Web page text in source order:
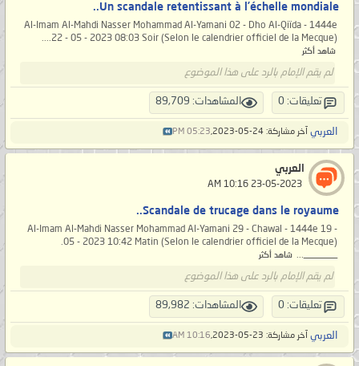
Un scandale retentissant à l’échelle mondiale..
Al-Imam Al-Mahdi Nasser Mohammad Al-Yamani 02 - Dho Al-Qiïda - 1444e
22 - 05 - 2023 08:03 Soir (Selon le calendrier officiel de la Mecque)....
شاهد أكثر
لم يقم الإمام بالرد على هذا الموضوع
تعليقات: 0 المشاهدات: 89,709
العربي آخر مشاركة: 24-05-2023, 05:23 PM
العربي
Scandale de trucage dans le royaume..
Al-Imam Al-Mahdi Nasser Mohammad Al-Yamani 29 - Chawal - 1444e 19 -
05 - 2023 10:42 Matin (Selon le calendrier officiel de la Mecque).
_______... شاهد أكثر
لم يقم الإمام بالرد على هذا الموضوع
تعليقات: 0 المشاهدات: 89,982
العربي آخر مشاركة: 23-05-2023, 10:16 AM